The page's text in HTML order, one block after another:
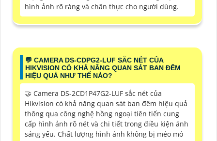
hình ảnh rõ ràng và chân thực cho người dùng.
️💬 CAMERA DS-CDPG2-LUF SẮC NÉT CỦA
HIKVISION CÓ KHẢ NĂNG QUAN SÁT BAN ĐÊM
HIỆU QUẢ NHƯ THẾ NÀO?
🤝 Camera DS-2CD1P47G2-LUF sắc nét của
Hikvision có khả năng quan sát ban đêm hiệu quả
thông qua công nghệ hồng ngoại tiên tiến cung
cấp hình ảnh rõ nét và chi tiết trong điều kiện ánh
sáng yếu. Chất lượng hình ảnh không bị méo mó